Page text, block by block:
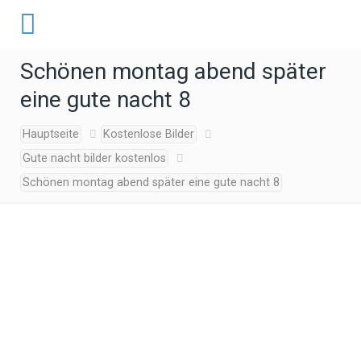
Schönen montag abend später
eine gute nacht 8
Hauptseite
Kostenlose Bilder
Gute nacht bilder kostenlos
Schönen montag abend später eine gute nacht 8